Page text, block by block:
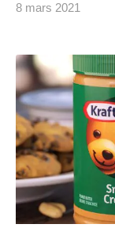
8 mars 2021